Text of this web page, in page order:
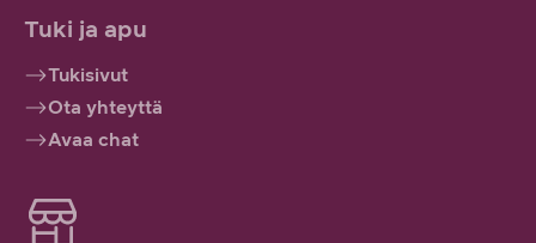
Tuki ja apu
Tukisivut
Ota yhteyttä
Avaa chat